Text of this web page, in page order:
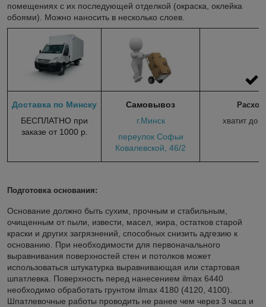
помещениях с их последующей отделкой (окраска, оклейка
обоями). Можно наносить в несколько слоев.
Доставка по Минску
БЕСПЛАТНО при
заказе от 1000 р.
Самовывоз
г.Минск
переулок Софьи
Ковалевской, 46/2
Расход:
хватит до
Подготовка основания:
Основание должно быть сухим, прочным и стабильным,
очищенным от пыли, извести, масел, жира, остатков старой
краски и других загрязнений, способных снизить адгезию к
основанию. При необходимости для первоначального
выравнивания поверхностей стен и потолков может
использоваться штукатурка выравнивающая или стартовая
шпатлевка. Поверхность перед нанесением ilmax 6440
необходимо обработать грунтом ilmax 4180 (4120, 4100).
Шпатлевочные работы проводить не ранее чем через 3 часа и